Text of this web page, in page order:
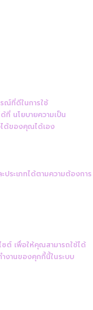
ณ์ที่ดีในการใช้
ด้ที่ นโยบายความเป็น
ได้ของคุณได้เอง
ระเภทได้ตามความต้องการ
ซต์ เพื่อให้คุณสามารถใช้ได้
งานของคุกกี้นี้ในระบบ